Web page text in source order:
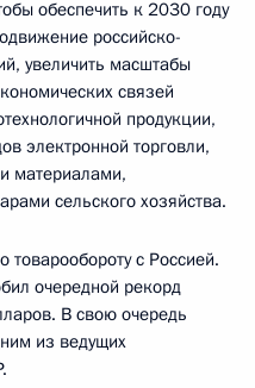
обеспечить к 2030 году
российско-
увеличить масштабы
связей
продукции,
электронной торговли,
материалами,
сельского хозяйства.
товарообороту с Россией.
очередной рекорд
В свою очередь
из ведущих